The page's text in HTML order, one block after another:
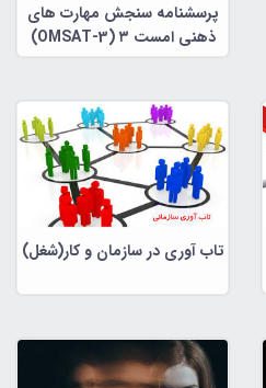
پرسشنامه سنجش مهارت های
ذهنی امست ۳ (OMSAT-3)
تاب آوری در سازمان و کار(شغل)